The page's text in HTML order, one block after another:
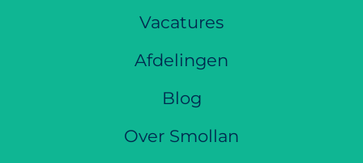
Vacatures
Afdelingen
Blog
Over Smollan